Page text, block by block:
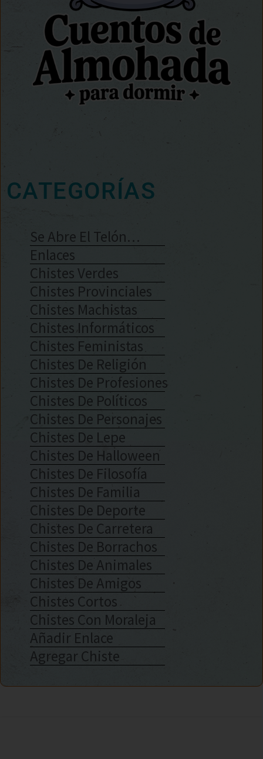
CATEGORÍAS
Se Abre El Telón…
Enlaces
Chistes Verdes
Chistes Provinciales
Chistes Machistas
Chistes Informáticos
Chistes Feministas
Chistes De Religión
Chistes De Profesiones
Chistes De Políticos
Chistes De Personajes
Chistes De Lepe
Chistes De Halloween
Chistes De Filosofía
Chistes De Familia
Chistes De Deporte
Chistes De Carretera
Chistes De Borrachos
Chistes De Animales
Chistes De Amigos
Chistes Cortos
Chistes Con Moraleja
Añadir Enlace
Agregar Chiste